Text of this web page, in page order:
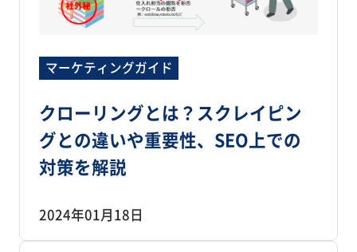
マーケティングガイド
クローリングとは？スクレイピン
グとの違いや重要性、SEO上での
対策を解説
2024年01月18日